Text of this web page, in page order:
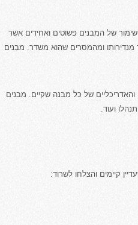
של המבנים פשוטים ואחידים אשר
ומהמסרים שהוא משדר. מבנים
והאדריכליים של כל מבנה שקיים. מבנים
ועוד.
קיימים והצלחו לשרוד: